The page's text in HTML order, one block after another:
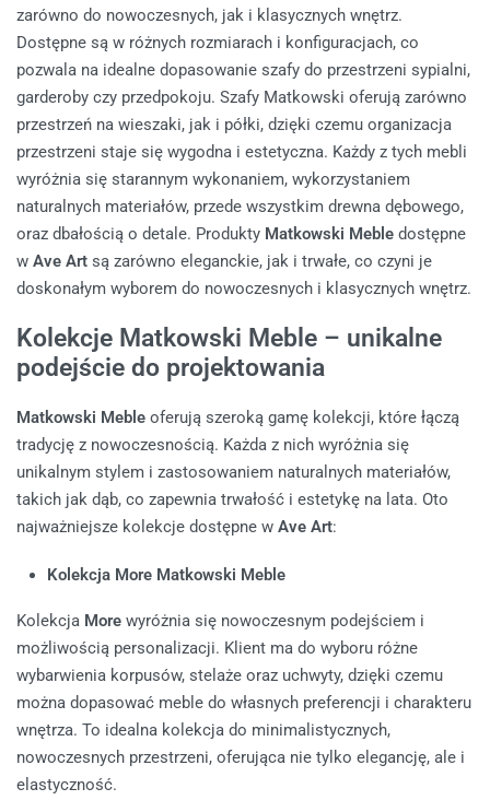
zarówno do nowoczesnych, jak i klasycznych wnętrz.
Dostępne są w różnych rozmiarach i konfiguracjach, co
pozwala na idealne dopasowanie szafy do przestrzeni sypialni,
garderoby czy przedpokoju. Szafy Matkowski oferują zarówno
przestrzeń na wieszaki, jak i półki, dzięki czemu organizacja
przestrzeni staje się wygodna i estetyczna. Każdy z tych mebli
wyróżnia się starannym wykonaniem, wykorzystaniem
naturalnych materiałów, przede wszystkim drewna dębowego,
oraz dbałością o detale. Produkty Matkowski Meble dostępne
w Ave Art są zarówno eleganckie, jak i trwałe, co czyni je
doskonałym wyborem do nowoczesnych i klasycznych wnętrz.
Kolekcje Matkowski Meble – unikalne
podejście do projektowania
Matkowski Meble oferują szeroką gamę kolekcji, które łączą
tradycję z nowoczesnością. Każda z nich wyróżnia się
unikalnym stylem i zastosowaniem naturalnych materiałów,
takich jak dąb, co zapewnia trwałość i estetykę na lata. Oto
najważniejsze kolekcje dostępne w Ave Art:
Kolekcja More Matkowski Meble
Kolekcja More wyróżnia się nowoczesnym podejściem i
możliwością personalizacji. Klient ma do wyboru różne
wybarwienia korpusów, stelaże oraz uchwyty, dzięki czemu
można dopasować meble do własnych preferencji i charakteru
wnętrza. To idealna kolekcja do minimalistycznych,
nowoczesnych przestrzeni, oferująca nie tylko elegancję, ale i
elastyczność.